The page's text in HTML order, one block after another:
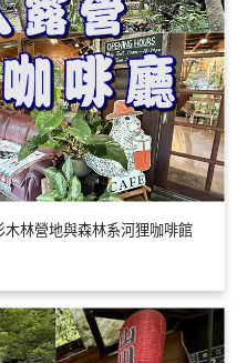
林營地與森林系河狸咖啡館